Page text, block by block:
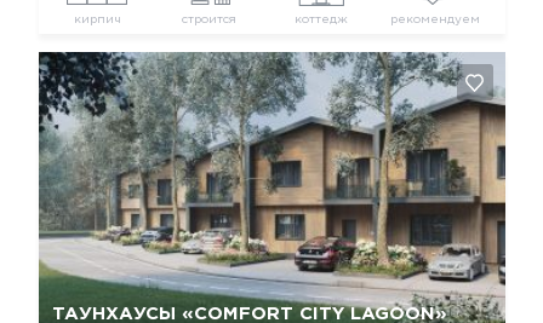
кирпич строится коттедж рекомендуем
ТАУНХАУСЫ «COMFORT CITY LAGOON»